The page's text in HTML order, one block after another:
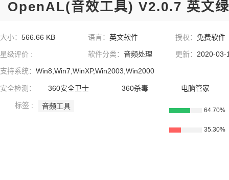
OpenAL(音效工具) V2.0.7 英文
大小： 566.66 KB 语言： 英文软件 授权：免费软件
星级评价 : 软件分类： 音频处理 更新： 2020-03-
支持系统： Win8,Win7,WinXP,Win2003,Win2000
安全检测： 360安全卫士 360杀毒 电脑管家
标签 : 音频工具 64.70%
35.30%